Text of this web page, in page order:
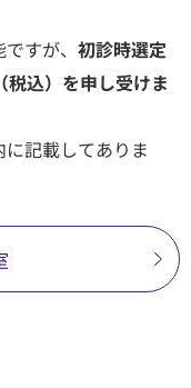
すが、 初診時選定
込）を申し受けま
記載してありま